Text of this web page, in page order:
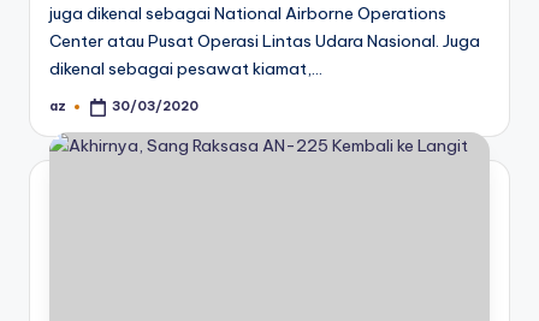
juga dikenal sebagai National Airborne Operations
Center atau Pusat Operasi Lintas Udara Nasional. Juga
dikenal sebagai pesawat kiamat,…
Posted
az 30/03/2020